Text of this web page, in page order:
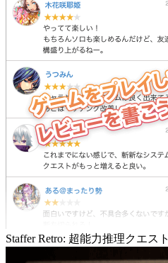
Staffer Retro: 超能力推理クエスト